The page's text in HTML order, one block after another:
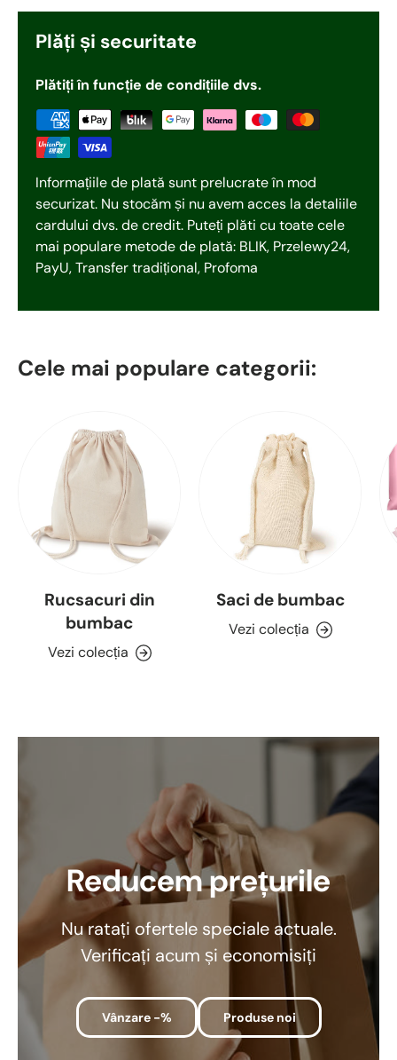
Plăți și securitate
Plătiți în funcție de condițiile dvs.
Informațiile de plată sunt prelucrate în mod
securizat. Nu stocăm și nu avem acces la detaliile
cardului dvs. de credit. Puteți plăti cu toate cele
mai populare metode de plată: BLIK, Przelewy24,
PayU, Transfer tradițional, Profoma
Cele mai populare categorii:
Rucsacuri din
bumbac
Vezi colecția
Saci de bumbac
Vezi colecția
Reducem prețurile
Nu ratați ofertele speciale actuale.
Verificați acum și economisiți
Vânzare -% Produse noi